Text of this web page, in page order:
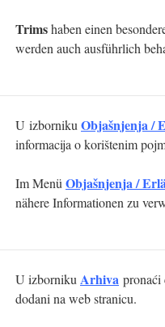
Trimshaben einen
werden auch ausführlich
U izborniku Objašnjenja /
informacija o korištenim
Im Menü Objašnjenja /
nähere Informationen zu
U izborniku Arhiva pronaći
dodani na web stranicu.